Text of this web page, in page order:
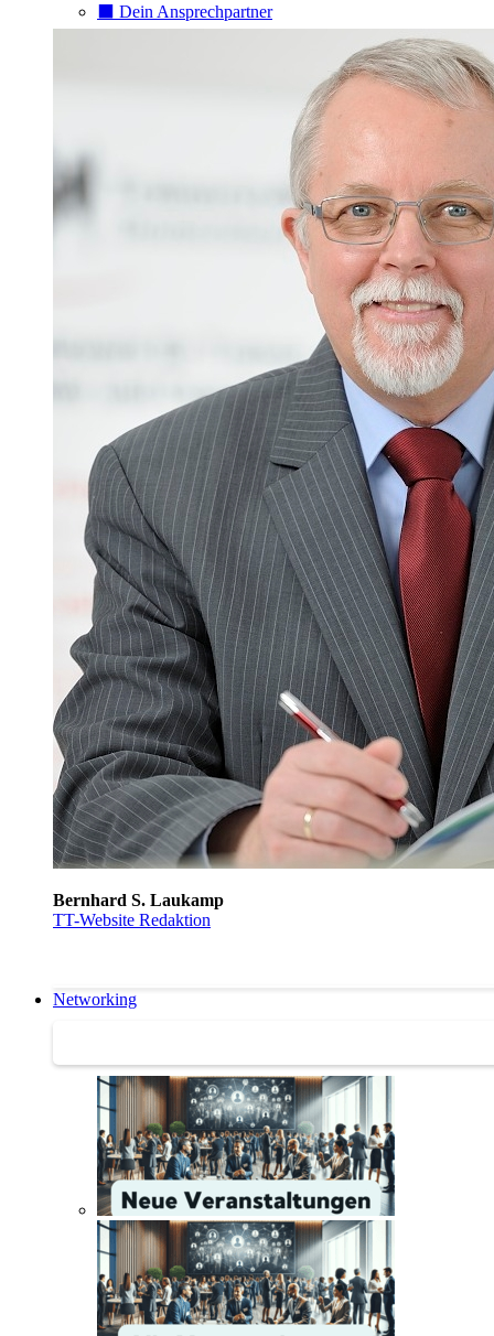
⬛️ Dein Ansprechpartner
Bernhard S. Laukamp
TT-Website Redaktion
Networking